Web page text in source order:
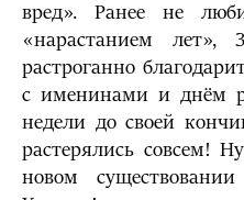
вред». Ранее не
«нарастанием
растроганно
с именинами и днём
недели до своей
растерялись совсем!
новом